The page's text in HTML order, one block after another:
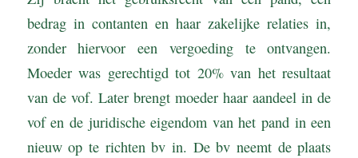
bedrag in contanten en haar zakelijke relaties in,
zonder hiervoor een vergoeding te ontvangen.
Moeder was gerechtigd tot 20% van het resultaat
van de vof. Later brengt moeder haar aandeel in de
vof en de juridische eigendom van het pand in een
nieuw op te richten bv in. De bv neemt de plaats